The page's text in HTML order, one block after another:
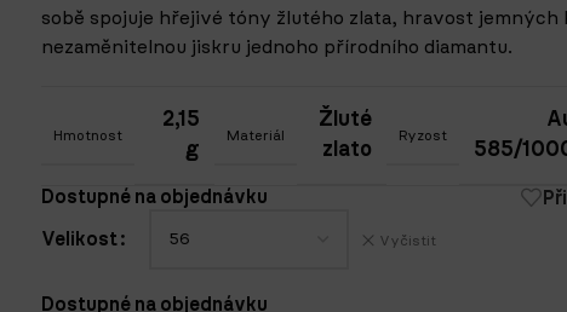
sobě spojuje hřejivé tóny žlutého zlata, hravost jemných
nezaměnitelnou jiskru jednoho přírodního diamantu.
Hmotnost
2,15
g
Materiál
Žluté
zlato
Ryzost
585/
Dostupné na objednávku
Velikost Vyčistit
Dostupné na objednávku